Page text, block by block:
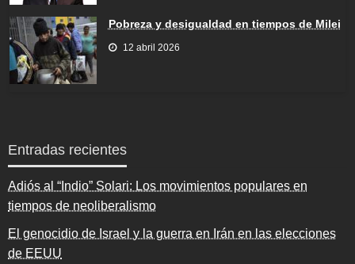
Pobreza y desigualdad en tiempos de Milei
12 abril 2026
Entradas recientes
Adiós al “Indio” Solari: Los movimientos populares en
tiempos de neoliberalismo
El genocidio de Israel y la guerra en Irán en las elecciones
de EEUU